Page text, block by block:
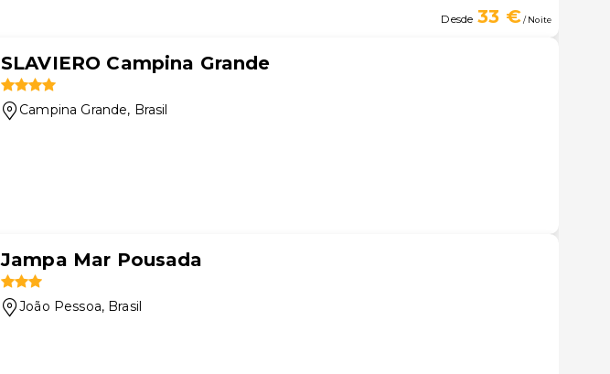
Desde 33 €/ Noite
SLAVIERO Campina Grande
Campina Grande, Brasil
Jampa Mar Pousada
João Pessoa, Brasil